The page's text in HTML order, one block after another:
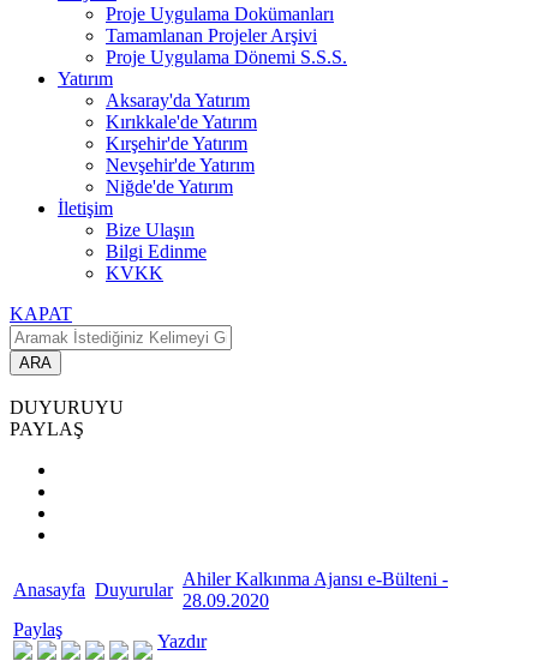
Proje Uygulama Dokümanları
Tamamlanan Projeler Arşivi
Proje Uygulama Dönemi S.S.S.
Yatırım
Aksaray'da Yatırım
Kırıkkale'de Yatırım
Kırşehir'de Yatırım
Nevşehir'de Yatırım
Niğde'de Yatırım
İletişim
Bize Ulaşın
Bilgi Edinme
KVKK
KAPAT
ARA
DUYURUYU
PAYLAŞ
Anasayfa Duyurular
Ahiler Kalkınma Ajansı e-Bülteni -
28.09.2020
Paylaş
Yazdır